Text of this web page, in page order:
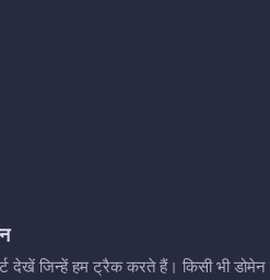
देखें जिन्हें हम ट्रैक करते हैं। किसी भी